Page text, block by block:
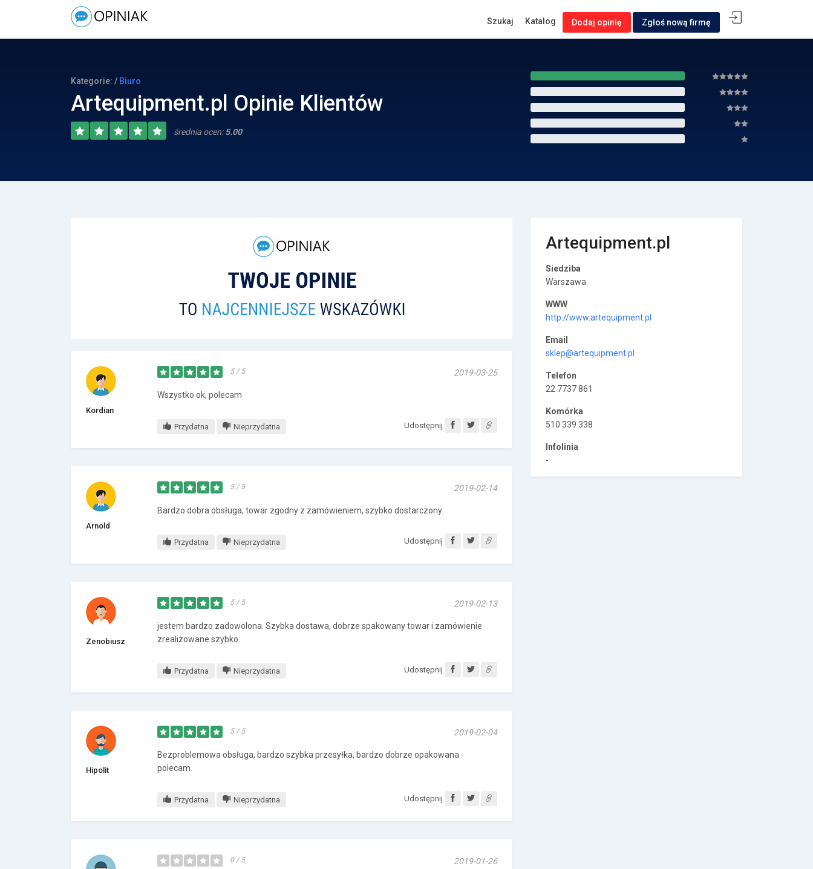
Kategorie: / Biuro
Artequipment.pl Opinie Klientów
średnia ocen:5.00
Kordian
5 / 5 2019-03-25
Wszystko ok, polecam
Przydatna Nieprzydatna Udostępnij
Arnold
5 / 5 2019-02-14
Bardzo dobra obsługa, towar zgodny z zamówieniem, szybko dostarczony.
Przydatna Nieprzydatna Udostępnij
Zenobiusz
5 / 5 2019-02-13
jestem bardzo zadowolona. Szybka dostawa, dobrze spakowany towar i zamówienie
zrealizowane szybko.
Przydatna Nieprzydatna Udostępnij
Hipolit
5 / 5 2019-02-04
Bezproblemowa obsługa, bardzo szybka przesyłka, bardzo dobrze opakowana -
polecam.
Przydatna Nieprzydatna Udostępnij
0 / 5 2019-01-26
Artequipment.pl
Siedziba
Warszawa
WWW
http://www.artequipment.pl
Email
sklep@artequipment.pl
Telefon
22 7737 861
Komórka
510 339 338
Infolinia
-
Szukaj Katalog Dodaj opinię Zgłoś nową firmę